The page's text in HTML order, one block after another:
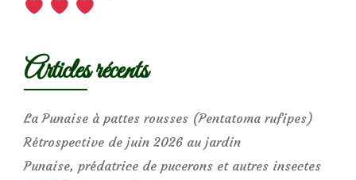
Articles récents
La Punaise à pattes rousses (Pentatoma rufipes)
Rétrospective de juin 2026 au jardin
Punaise, prédatrice de pucerons et autres insectes